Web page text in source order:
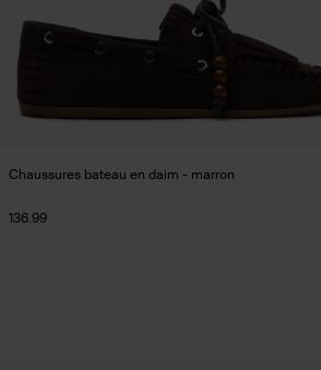
Chaussures bateau en daim - marron
136.99